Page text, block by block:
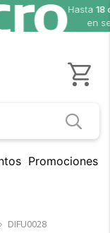
Promociones
DIFU0028